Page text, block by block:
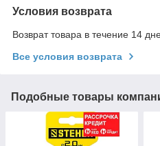
Условия возврата
Возврат товара в течение 14
Все условия возврата
Подобные товары